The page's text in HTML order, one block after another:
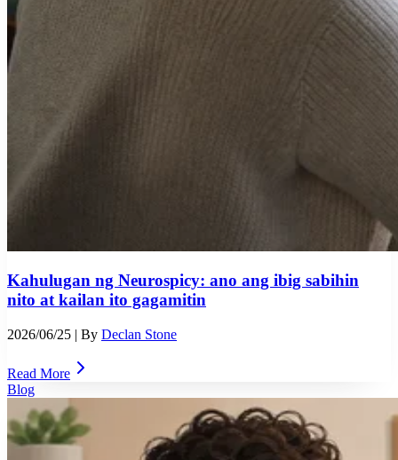
Kahulugan ng Neurospicy: ano ang ibig sabihin
nito at kailan ito gagamitin
2026/06/25 | By Declan Stone
Read More
Blog